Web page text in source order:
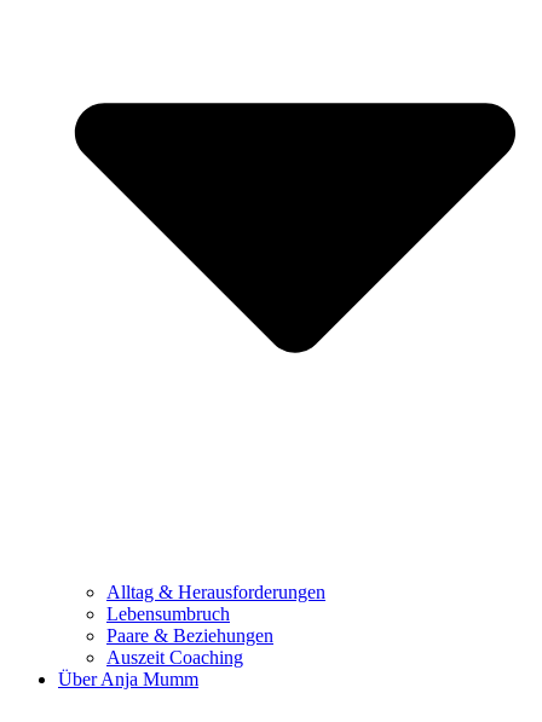
Alltag & Herausforderungen
Lebensumbruch
Paare & Beziehungen
Auszeit Coaching
Über Anja Mumm